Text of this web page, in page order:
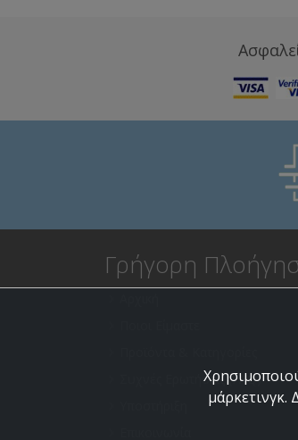
Γρήγορη
Συχνές Ερωτήσεις (FAQ)
μάρκετινγκ.